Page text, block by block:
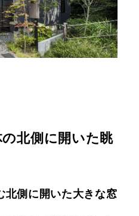
北側に開いた眺
北側に開いた大きな窓